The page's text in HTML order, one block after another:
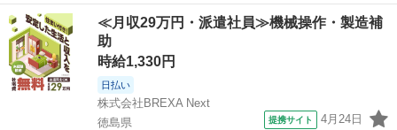
≪月収29万円・派遣社員≫機械操作・製造補
助
時給1,330円
日払い
株式会社BREXA Next
徳島県
提携サイト 4月24日